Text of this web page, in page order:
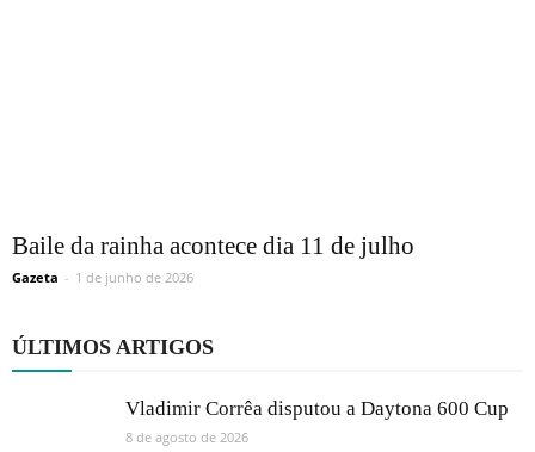
Baile da rainha acontece dia 11 de julho
Gazeta - 1 de junho de 2026
ÚLTIMOS ARTIGOS
Vladimir Corrêa disputou a Daytona 600 Cup
8 de agosto de 2026